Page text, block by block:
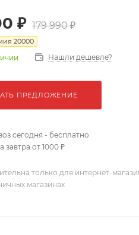
₽ 179 990 ₽
20000
Нашли дешевле?
ПРЕДЛОЖЕНИЕ
сегодня - бесплатно
завтра от 1000 ₽
только для интернет-
магазинах